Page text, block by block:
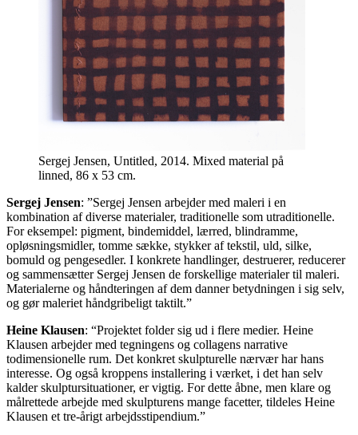
Sergej Jensen, Untitled, 2014. Mixed material på
linned, 86 x 53 cm.
Sergej Jensen: ”Sergej Jensen arbejder med maleri i en
kombination af diverse materialer, traditionelle som utraditionelle.
For eksempel: pigment, bindemiddel, lærred, blindramme,
opløsningsmidler, tomme sække, stykker af tekstil, uld, silke,
bomuld og pengesedler. I konkrete handlinger, destruerer, reducerer
og sammensætter Sergej Jensen de forskellige materialer til maleri.
Materialerne og håndteringen af dem danner betydningen i sig selv,
og gør maleriet håndgribeligt taktilt.”
Heine Klausen: “Projektet folder sig ud i flere medier. Heine
Klausen arbejder med tegningens og collagens narrative
todimensionelle rum. Det konkret skulpturelle nærvær har hans
interesse. Og også kroppens installering i værket, i det han selv
kalder skulptursituationer, er vigtig. For dette åbne, men klare og
målrettede arbejde med skulpturens mange facetter, tildeles Heine
Klausen et tre-årigt arbejdsstipendium.”